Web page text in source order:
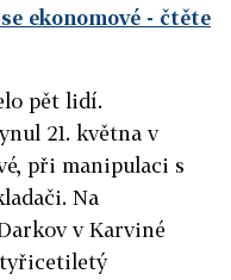
ekonomové - čtěte
pět lidí.
21. května v
při manipulaci s
Na
v Karviné